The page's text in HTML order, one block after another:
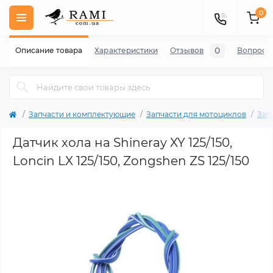
0
Запчасти и комплектующие Запчасти для мотоциклов
Датчик хола на Shineray XY 125/150,
Loncin LX 125/150, Zongshen ZS 125/150
Описание товара Характеристики Отзывов 0 Вопросы